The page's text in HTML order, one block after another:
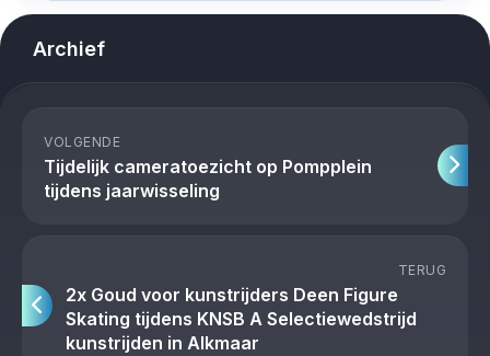
Archief
VOLGENDE
Tijdelijk cameratoezicht op Pompplein
tijdens jaarwisseling
TERUG
2x Goud voor kunstrijders Deen Figure
Skating tijdens KNSB A Selectiewedstrijd
kunstrijden in Alkmaar